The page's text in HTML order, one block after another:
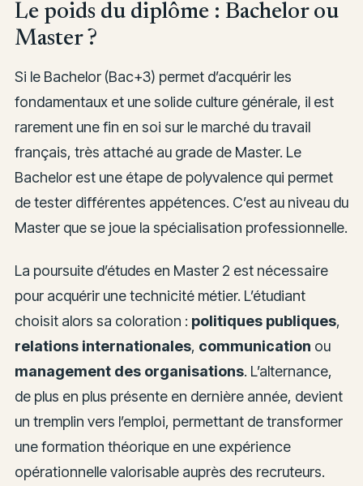
Le poids du diplôme : Bachelor ou
Master ?
Si le Bachelor (Bac+3) permet d’acquérir les
fondamentaux et une solide culture générale, il est
rarement une fin en soi sur le marché du travail
français, très attaché au grade de Master. Le
Bachelor est une étape de polyvalence qui permet
de tester différentes appétences. C’est au niveau du
Master que se joue la spécialisation professionnelle.
La poursuite d’études en Master 2 est nécessaire
pour acquérir une technicité métier. L’étudiant
choisit alors sa coloration : politiques publiques,
relations internationales, communication ou
management des organisations. L’alternance,
de plus en plus présente en dernière année, devient
un tremplin vers l’emploi, permettant de transformer
une formation théorique en une expérience
opérationnelle valorisable auprès des recruteurs.